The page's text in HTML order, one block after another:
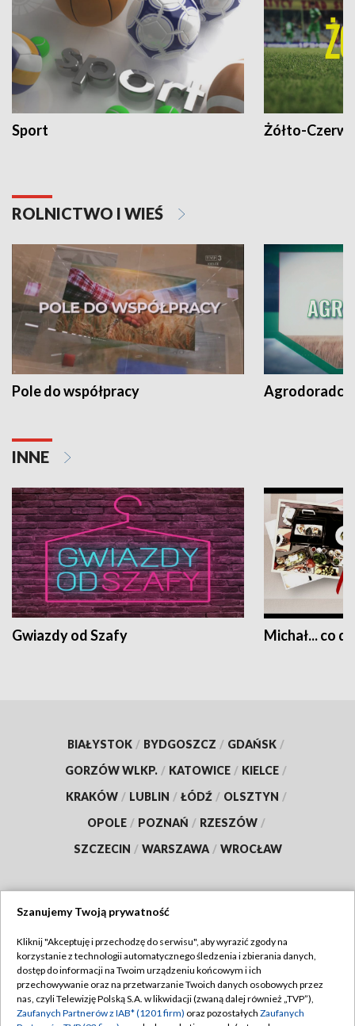
Sport Żółto-
ROLNICTWO I WIEŚ
Pole do współpracy Agrodoradcy
INNE
Gwiazdy od Szafy Michał... co
BIAŁYSTOK / BYDGOSZCZ / GDAŃSK /
GORZÓW WLKP. / KATOWICE / KIELCE /
KRAKÓW / LUBLIN / ŁÓDŹ / OLSZTYN /
OPOLE / POZNAŃ / RZESZÓW /
SZCZECIN / WARSZAWA / WROCŁAW
TVP
Abonament TVP
Emisja w TVP
Regulamin TVP
Polityka prywatności
Szanujemy Twoją prywatność
Kliknij "Akceptuję i przechodzę do serwisu", aby wyrazić zgody na
korzystanie z technologii automatycznego śledzenia i zbierania danych,
dostęp do informacji na Twoim urządzeniu końcowym i ich
przechowywanie oraz na przetwarzanie Twoich danych osobowych przez
nas, czyli Telewizję Polską S.A. w likwidacji (zwaną dalej również „TVP”),
Zaufanych Partnerów z IAB* (1201 firm) oraz pozostałych Zaufanych